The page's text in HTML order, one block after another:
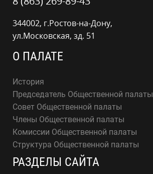
344002, г.Ростов-на-Дону,
ул.Московская, зд. 51
О ПАЛАТЕ
История
Председатель Общественной палаты
Совет Общественной палаты
Члены Общественной палаты
Комиссии Общественной палаты
Структура Общественной палаты
РАЗДЕЛЫ САЙТА